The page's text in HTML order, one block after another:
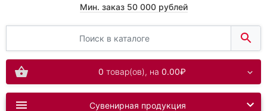
Мин. заказ 50 000 рублей
0 товар(ов), на 0.00₽
Сувенирная продукция